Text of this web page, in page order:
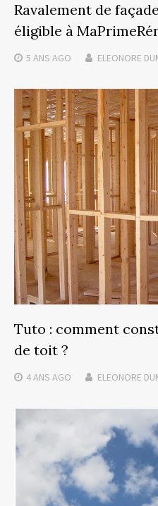
Ravalement de
éligible à
5 ANS AGO ELEONORE
Tuto : comment
de toit ?
4 ANS AGO ELEONORE